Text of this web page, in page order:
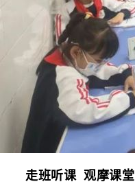
走班听课 观摩课堂